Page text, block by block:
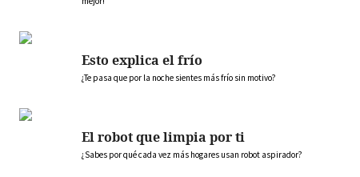
Esto explica el frío
¿Te pasa que por la noche sientes más frío sin motivo?
El robot que limpia por ti
¿Sabes por qué cada vez más hogares usan robot aspirador?